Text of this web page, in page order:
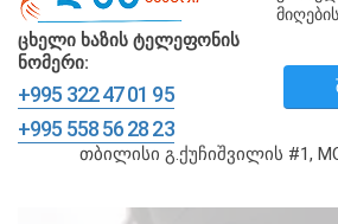
ცხელი ხაზის ტელეფონის
ნომერი:
+995 322 47 01 95
+995 558 56 28 23
თბილისი გ.ქუჩიშვილის #1,